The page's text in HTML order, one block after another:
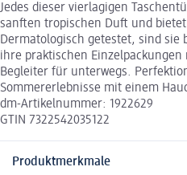
Jedes dieser vierlagigen
sanften tropischen Duft und
Dermatologisch getestet, sind
ihre praktischen
Begleiter für unterwegs.
Sommererlebnisse mit einem
dm-Artikelnummer: 1922629
GTIN 7322542035122
Produktmerkmale